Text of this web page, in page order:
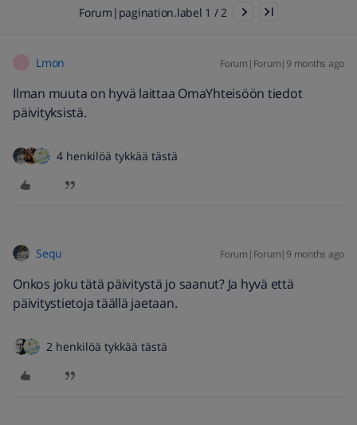
Forum|pagination.label 1 / 2
Lmon Forum|Forum|9 months ago
Ilman muuta on hyvä laittaa OmaYhteisöön tiedot
päivityksistä.
4 henkilöä tykkää tästä
Sequ Forum|Forum|9 months ago
Onkos joku tätä päivitystä jo saanut? Ja hyvä että
päivitystietoja täällä jaetaan.
2 henkilöä tykkää tästä